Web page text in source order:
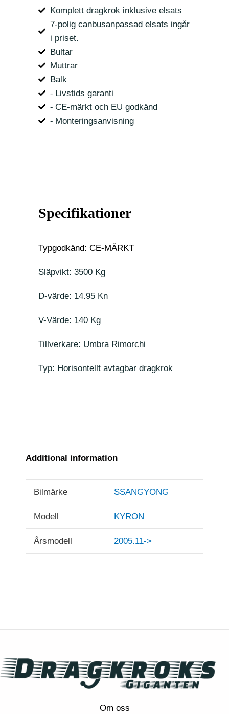
Komplett dragkrok inklusive elsats
7-polig canbusanpassad elsats ingår
i priset.
Bultar
Muttrar
Balk
⁃ Livstids garanti
⁃ CE-märkt och EU godkänd
⁃ Monteringsanvisning
Specifikationer
Typgodkänd: CE-MÄRKT
Släpvikt: 3500 Kg
D-värde: 14.95 Kn
V-Värde: 140 Kg
Tillverkare: Umbra Rimorchi
Typ: Horisontellt avtagbar dragkrok
Additional information
Bilmärke SSANGYONG
Modell KYRON
Årsmodell 2005.11->
Om oss